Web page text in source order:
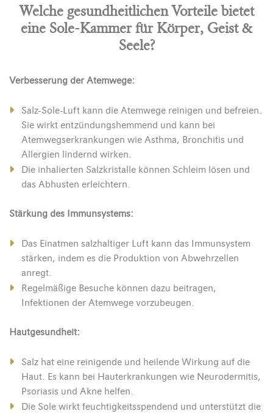
Welche gesundheitlichen Vorteile bietet
eine Sole-Kammer für Körper, Geist &
Seele?
Verbesserung der Atemwege:
Salz-Sole-Luft kann die Atemwege reinigen und befreien.
Sie wirkt entzündungshemmend und kann bei
Atemwegserkrankungen wie Asthma, Bronchitis und
Allergien lindernd wirken.
Die inhalierten Salzkristalle können Schleim lösen und
das Abhusten erleichtern.
Stärkung des Immunsystems:
Das Einatmen salzhaltiger Luft kann das Immunsystem
stärken, indem es die Produktion von Abwehrzellen
anregt.
Regelmäßige Besuche können dazu beitragen,
Infektionen der Atemwege vorzubeugen.
Hautgesundheit:
Salz hat eine reinigende und heilende Wirkung auf die
Haut. Es kann bei Hauterkrankungen wie Neurodermitis,
Psoriasis und Akne helfen.
Die Sole wirkt feuchtigkeitsspendend und unterstützt die